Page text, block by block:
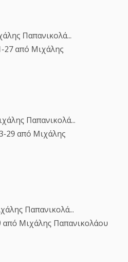
Παπανικολά...
27από Μιχάλης
Παπανικολά...
29 από Μιχάλης
Παπανικολά...
από Μιχάλης Παπανικολάου